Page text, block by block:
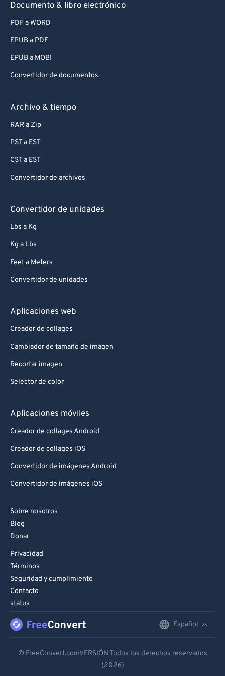
Documento & libro electrónico
PDF a WORD
EPUB a PDF
EPUB a MOBI
Convertidor de documentos
Archivo & tiempo
RAR a Zip
PST a EST
CST a EST
Convertidor de archivos
Convertidor de unidades
Lbs a Kg
Kg a Lbs
Feet a Meters
Convertidor de unidades
Aplicaciones web
Creador de collages
Cambiador de tamaño de imagen
Recortar imagen
Selector de color
Aplicaciones móviles
Creador de collages Android
Creador de collages iOS
Convertidor de imágenes Android
Convertidor de imágenes iOS
Sobre nosotros
Blog
Donar
Privacidad
Términos
Seguridad y cumplimiento
Contacto
status
Español
Español
© FreeConvert.comVERSIÓN Todos los derechos reservados
(2026)